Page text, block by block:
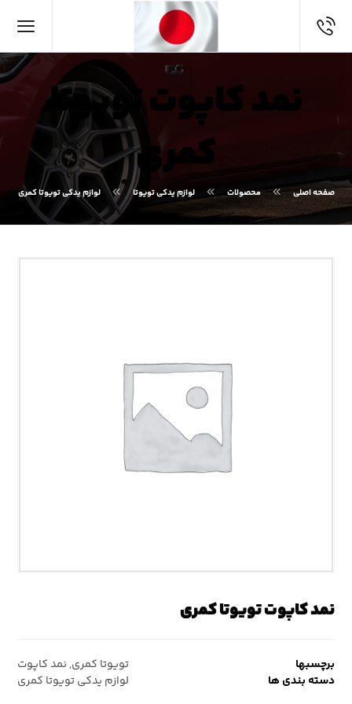
نمد کاپوت تویوتا
کمری
صفحه اصلی محصولات لوازم یدکی تویوتا لوازم یدکی تویوتا کمری
نمد کاپوت تویوتا کمری
برچسبها تویوتا کمری, نمد کاپوت
دسته بندی ها
لوازم یدکی تویوتا کمری